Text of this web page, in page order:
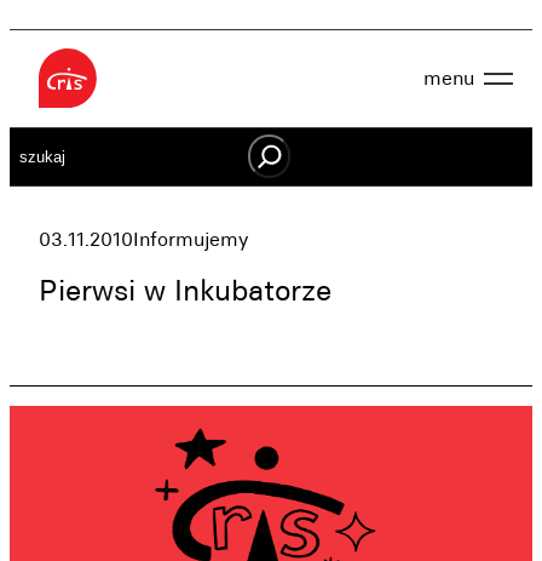
Przejdź
treści
menu
Aktualności
Wspieraj nas
OWES
Szukaj
03.11.2010Informujemy
Pierwsi w Inkubatorze